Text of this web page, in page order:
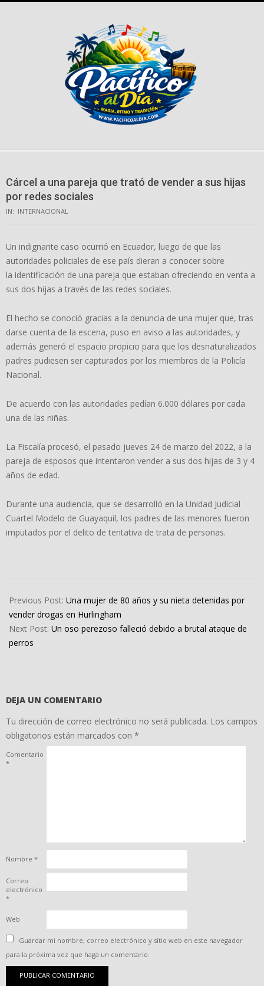
Cárcel a una pareja que trató de vender a sus hijas
por redes sociales
IN: INTERNACIONAL
Un indignante caso ocurrió en Ecuador, luego de que las
autoridades policiales de ese país dieran a conocer sobre
la identificación de una pareja que estaban ofreciendo en venta a
sus dos hijas a través de las redes sociales.
El hecho se conoció gracias a la denuncia de una mujer que, tras
darse cuenta de la escena, puso en aviso a las autoridades, y
además generó el espacio propicio para que los desnaturalizados
padres pudiesen ser capturados por los miembros de la Policía
Nacional.
De acuerdo con las autoridades pedían 6.000 dólares por cada
una de las niñas.
La Fiscalía procesó, el pasado jueves 24 de marzo del 2022, a la
pareja de esposos que intentaron vender a sus dos hijas de 3 y 4
años de edad.
Durante una audiencia, que se desarrolló en la Unidad Judicial
Cuartel Modelo de Guayaquil, los padres de las menores fueron
imputados por el delito de tentativa de trata de personas.
03-
28
Previous Post: Una mujer de 80 años y su nieta detenidas por
vender drogas en Hurlingham
Next Post: Un oso perezoso falleció debido a brutal ataque de
perros
DEJA UN COMENTARIO
Tu dirección de correo electrónico no será publicada. Los campos
obligatorios están marcados con *
Comentario
*
Nombre *
Correo
electrónico
*
Web
Guardar mi nombre, correo electrónico y sitio web en este navegador
para la próxima vez que haga un comentario.